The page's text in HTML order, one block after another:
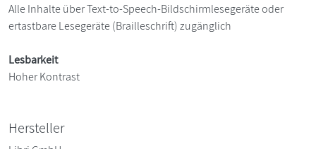
Alle Inhalte über Text-to-Speech-Bildschirmlesegeräte oder
ertastbare Lesegeräte (Brailleschrift) zugänglich
Lesbarkeit
Hoher Kontrast
Hersteller